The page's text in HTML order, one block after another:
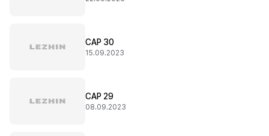
CAP 30
15.09.2023
CAP 29
08.09.2023